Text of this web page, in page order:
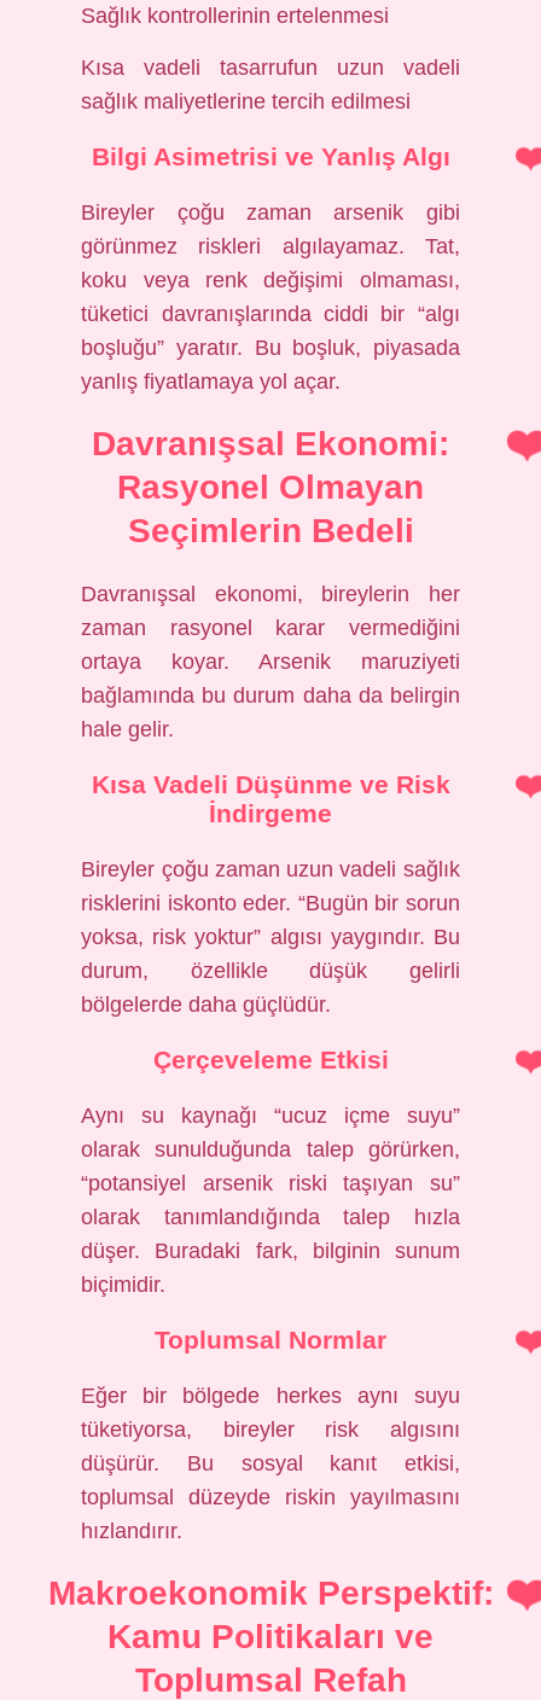
Sağlık kontrollerinin ertelenmesi
Kısa vadeli tasarrufun uzun vadeli
sağlık maliyetlerine tercih edilmesi
Bilgi Asimetrisi ve Yanlış Algı
Bireyler çoğu zaman arsenik gibi
görünmez riskleri algılayamaz. Tat,
koku veya renk değişimi olmaması,
tüketici davranışlarında ciddi bir “algı
boşluğu” yaratır. Bu boşluk, piyasada
yanlış fiyatlamaya yol açar.
Davranışsal Ekonomi:
Rasyonel Olmayan
Seçimlerin Bedeli
Davranışsal ekonomi, bireylerin her
zaman rasyonel karar vermediğini
ortaya koyar. Arsenik maruziyeti
bağlamında bu durum daha da belirgin
hale gelir.
Kısa Vadeli Düşünme ve Risk
İndirgeme
Bireyler çoğu zaman uzun vadeli sağlık
risklerini iskonto eder. “Bugün bir sorun
yoksa, risk yoktur” algısı yaygındır. Bu
durum, özellikle düşük gelirli
bölgelerde daha güçlüdür.
Çerçeveleme Etkisi
Aynı su kaynağı “ucuz içme suyu”
olarak sunulduğunda talep görürken,
“potansiyel arsenik riski taşıyan su”
olarak tanımlandığında talep hızla
düşer. Buradaki fark, bilginin sunum
biçimidir.
Toplumsal Normlar
Eğer bir bölgede herkes aynı suyu
tüketiyorsa, bireyler risk algısını
düşürür. Bu sosyal kanıt etkisi,
toplumsal düzeyde riskin yayılmasını
hızlandırır.
Makroekonomik Perspektif:
Kamu Politikaları ve
Toplumsal Refah